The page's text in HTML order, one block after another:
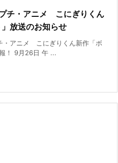
チ・アニメ こにぎりくん
放送のお知らせ
アニメ こにぎりくん新作「ボ
！ 9月26日 午 ...